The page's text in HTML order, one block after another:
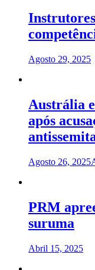
Agosto 29, 2025
Austrália
após
Agosto 26, 2025
PRM
suruma
Abril 15, 2025